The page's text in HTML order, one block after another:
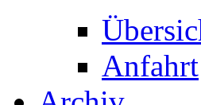
Anfahrt